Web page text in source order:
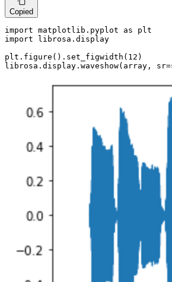
Copied
import matplotlib.pyplot as
import librosa.display
plt.figure().set_figwidth( 12 )
librosa.display.waveshow(array,